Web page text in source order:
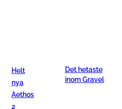
Helt
nya
Aethos
2
Det hetaste
inom Gravel